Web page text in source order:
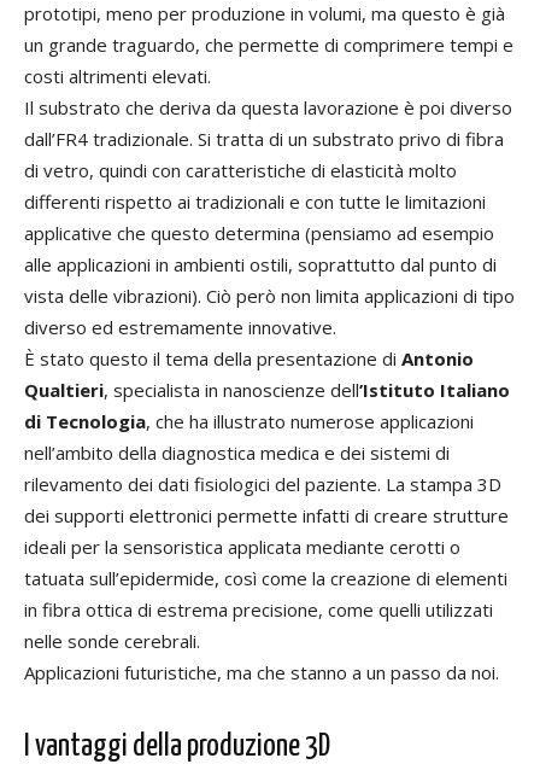
prototipi, meno per produzione in volumi, ma questo è già
un grande traguardo, che permette di comprimere tempi e
costi altrimenti elevati.
Il substrato che deriva da questa lavorazione è poi diverso
dall’FR4 tradizionale. Si tratta di un substrato privo di fibra
di vetro, quindi con caratteristiche di elasticità molto
differenti rispetto ai tradizionali e con tutte le limitazioni
applicative che questo determina (pensiamo ad esempio
alle applicazioni in ambienti ostili, soprattutto dal punto di
vista delle vibrazioni). Ciò però non limita applicazioni di tipo
diverso ed estremamente innovative.
È stato questo il tema della presentazione di Antonio
Qualtieri, specialista in nanoscienze dell’Istituto Italiano
di Tecnologia, che ha illustrato numerose applicazioni
nell’ambito della diagnostica medica e dei sistemi di
rilevamento dei dati fisiologici del paziente. La stampa 3D
dei supporti elettronici permette infatti di creare strutture
ideali per la sensoristica applicata mediante cerotti o
tatuata sull’epidermide, così come la creazione di elementi
in fibra ottica di estrema precisione, come quelli utilizzati
nelle sonde cerebrali.
Applicazioni futuristiche, ma che stanno a un passo da noi.
I vantaggi della produzione 3D